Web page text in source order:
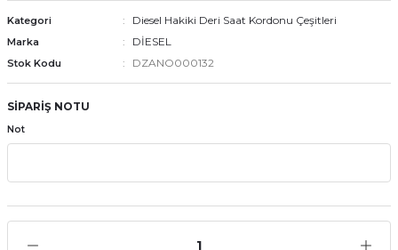
Kordonları
Kategori Diesel Hakiki Deri Saat Kordonu Çeşitleri
Marka DİESEL
Stok Kodu DZANO000132
SİPARİŞ NOTU
Not